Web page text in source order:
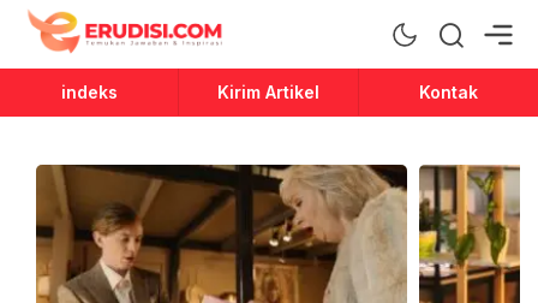
Erudisi
Temukan Jawaban dan Inspirasi
indeks Kirim Artikel Kontak